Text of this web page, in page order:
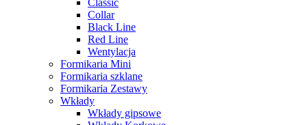
Classic
Collar
Black Line
Red Line
Wentylacja
Formikaria Mini
Formikaria szklane
Formikaria Zestawy
Wkłady
Wkłady gipsowe